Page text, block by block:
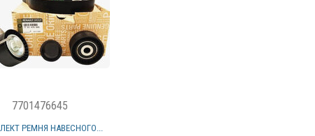
7701476645
РЕМНЯ НАВЕСНОГО...